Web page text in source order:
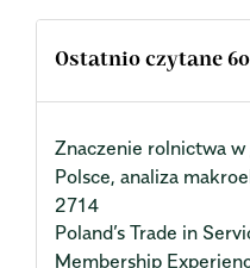
Ostatnio czytane
Znaczenie rolnictwa
Polsce, analiza
2714
Poland’s Trade in
Membership